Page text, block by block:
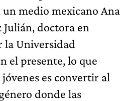
un medio mexicano Ana
doctora en
la Universidad
el presente, lo que
es convertir al
donde las